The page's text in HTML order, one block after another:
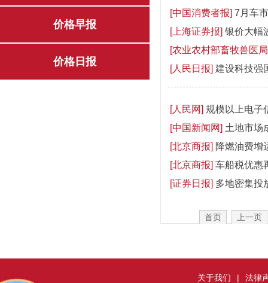
价格早报
价格日报
[中国消费者报] 7月车
[上海证券报] 银价大幅
[农业农村部畜牧兽医
[人民日报] 建设科技强
[人民网] 规模以上电子
[中国新闻网] 土地市场
[北京商报] 降燃油费增
[北京商报] 车船税优惠
[证券日报] 多地密集投
首页 上一页
关于我们 |
法律